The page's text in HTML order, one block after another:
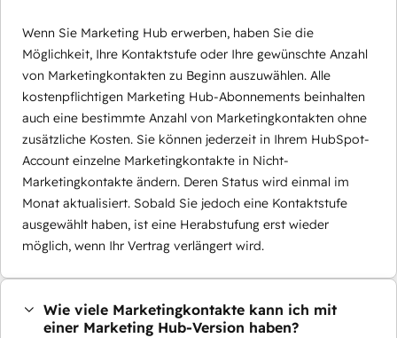
Wenn Sie Marketing Hub erwerben, haben Sie die
Möglichkeit, Ihre Kontaktstufe oder Ihre gewünschte Anzahl
von Marketingkontakten zu Beginn auszuwählen. Alle
kostenpflichtigen Marketing Hub-Abonnements beinhalten
auch eine bestimmte Anzahl von Marketingkontakten ohne
zusätzliche Kosten. Sie können jederzeit in Ihrem HubSpot-
Account einzelne Marketingkontakte in Nicht-
Marketingkontakte ändern. Deren Status wird einmal im
Monat aktualisiert. Sobald Sie jedoch eine Kontaktstufe
ausgewählt haben, ist eine Herabstufung erst wieder
möglich, wenn Ihr Vertrag verlängert wird.
Wie viele Marketingkontakte kann ich mit
einer Marketing Hub-Version haben?